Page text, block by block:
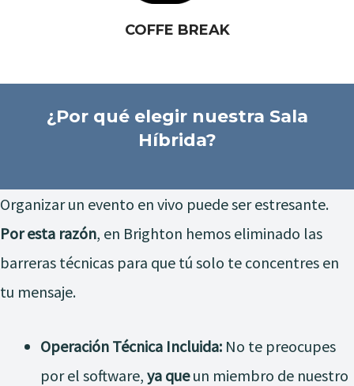
COFFE BREAK
¿Por qué elegir nuestra Sala
Híbrida?
Organizar un evento en vivo puede ser estresante.
Por esta razón, en Brighton hemos eliminado las
barreras técnicas para que tú solo te concentres en
tu mensaje.
Operación Técnica Incluida: No te preocupes
por el software, ya queun miembro de nuestro